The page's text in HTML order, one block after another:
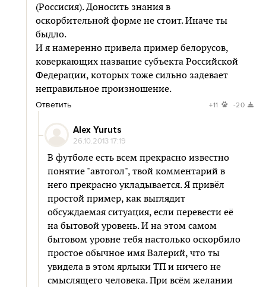
(Россисия). Доносить знания в
оскорбительной форме не стоит. Иначе ты
быдло.
И я намеренно привела пример белорусов,
коверкающих название субъекта Российской
Федерации, которых тоже сильно задевает
неправильное произношение.
Ответить +11 -20
Alex Yuruts
26.10.2013 17:19
В футболе есть всем прекрасно известно
понятие "автогол", твой комментарий в
него прекрасно укладывается. Я привёл
простой пример, как выглядит
обсуждаемая ситуация, если перевести её
на бытовой уровень. И на этом самом
бытовом уровне тебя настолько оскорбило
простое обычное имя Валерий, что ты
увидела в этом ярлыки ТП и ничего не
смыслящего человека. При всём желании